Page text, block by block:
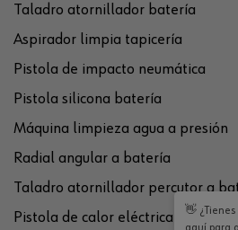
Taladro atornillador batería
Aspirador limpia tapicería
Pistola de impacto neumática
Pistola silicona batería
Máquina limpieza agua a presión
Radial angular a batería
Taladro atornillador percutor a
Pistola de calor eléctrica
👋